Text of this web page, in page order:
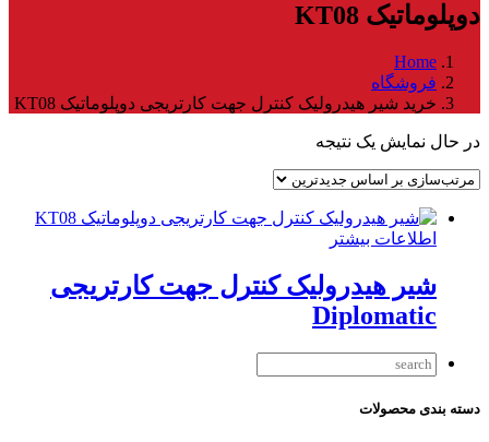
دوپلوماتیک KT08
Home
فروشگاه
خرید شیر هیدرولیک کنترل جهت کارتریجی دوپلوماتیک KT08
در حال نمایش یک نتیجه
اطلاعات بیشتر
شیر هیدرولیک کنترل جهت کارتریجی
Diplomatic
دسته بندی محصولات